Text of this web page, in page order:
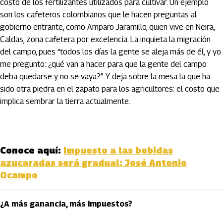
costo de los fertilizantes utilizados para cultivar. Un ejemplo
son los cafeteros colombianos que le hacen preguntas al
gobierno entrante, como Amparo Jaramillo, quien vive en Neira,
Caldas, zona cafetera por excelencia. La inquieta la migración
del campo, pues “todos los días la gente se aleja más de él, y yo
me pregunto: ¿qué van a hacer para que la gente del campo
deba quedarse y no se vaya?”. Y deja sobre la mesa la que ha
sido otra piedra en el zapato para los agricultores: el costo que
implica sembrar la tierra actualmente.
Conoce aquí: Impuesto a las bebidas
azucaradas será gradual: José Antonio
Ocampo
¿A más ganancia, más impuestos?